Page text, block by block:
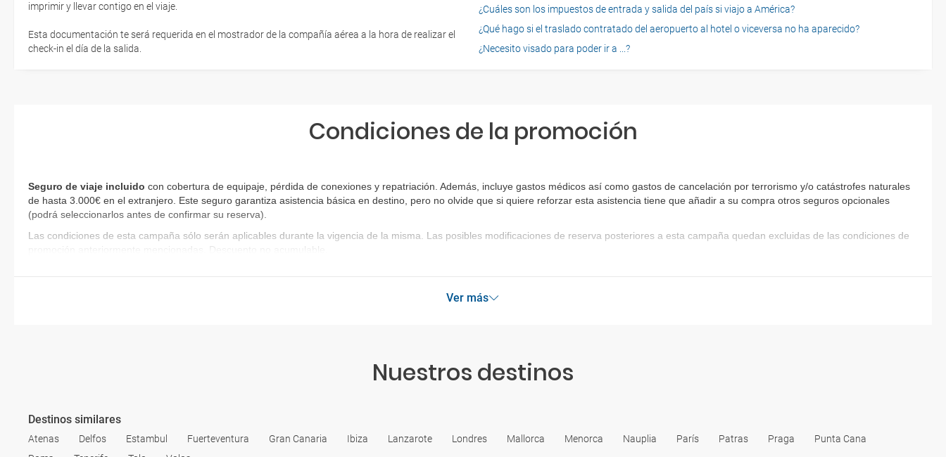
imprimir y llevar contigo en el viaje.
Esta documentación te será requerida en el mostrador de la compañía aérea a la hora de realizar el
check-in el día de la salida.
¿Cuáles son los impuestos de entrada y salida del país si viajo a América?
¿Qué hago si el traslado contratado del aeropuerto al hotel o viceversa no ha aparecido?
¿Necesito visado para poder ir a ...?
Condiciones de la promoción
Seguro de viaje incluido con cobertura de equipaje, pérdida de conexiones y repatriación. Además, incluye gastos médicos así como gastos de cancelación por terrorismo y/o catástrofes naturales
de hasta 3.000€ en el extranjero. Este seguro garantiza asistencia básica en destino, pero no olvide que si quiere reforzar esta asistencia tiene que añadir a su compra otros seguros opcionales
(podrá seleccionarlos antes de confirmar su reserva)
Las condiciones de esta campaña sólo serán aplicables durante la vigencia de la misma. Las posibles modificaciones de reserva posteriores a esta campaña quedan excluidas de las condiciones de
promoción anteriormente mencionadas. Descuento no acumulable.
Ver más
Nuestros destinos
Destinos similares
Atenas Delfos Estambul Fuerteventura Gran Canaria Ibiza Lanzarote Londres Mallorca Menorca Nauplia París Patras Praga
Punta Cana